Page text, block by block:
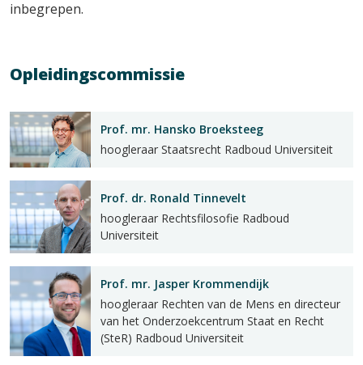
inbegrepen.
Opleidingscommissie
Prof. mr. Hansko Broeksteeg
hoogleraar Staatsrecht Radboud Universiteit
Prof. dr. Ronald Tinnevelt
hoogleraar Rechtsfilosofie Radboud
Universiteit
Prof. mr. Jasper Krommendijk
hoogleraar Rechten van de Mens en directeur
van het Onderzoekcentrum Staat en Recht
(SteR) Radboud Universiteit